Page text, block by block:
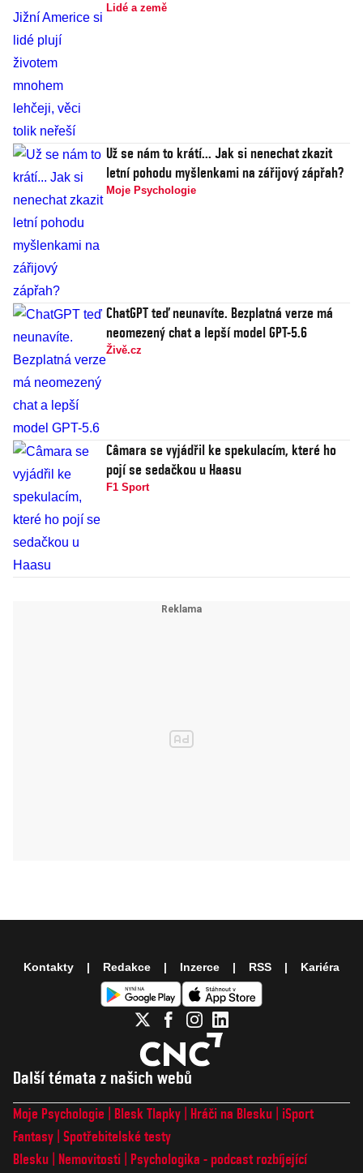
Lidé a země
Už se nám to krátí... Jak si nenechat zkazit
letní pohodu myšlenkami na zářijový zápřah?
Moje Psychologie
ChatGPT teď neunavíte. Bezplatná verze má
neomezený chat a lepší model GPT-5.6
Živě.cz
Câmara se vyjádřil ke spekulacím, které ho
pojí se sedačkou u Haasu
F1 Sport
Další témata z našich webů
Moje Psychologie Blesk Tlapky Hráči na Blesku
iSport
Fantasy Spotřebitelské testy
Blesku
Nemovitosti
Psychologika - podcast rozbíjející
Kontakty Redakce Inzerce RSS Kariéra